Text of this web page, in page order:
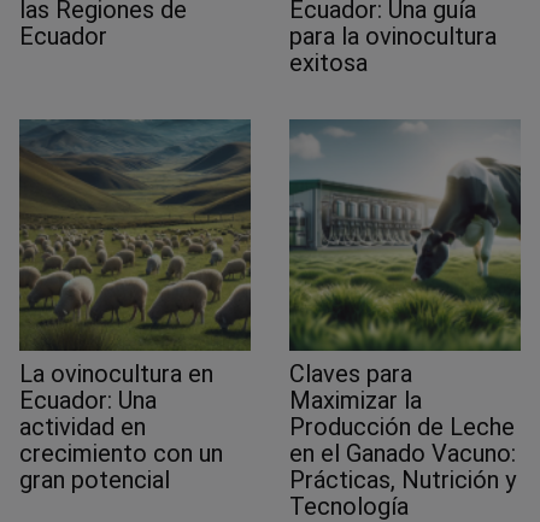
las Regiones de
Ecuador
Ecuador: Una guía
para la ovinocultura
exitosa
La ovinocultura en
Ecuador: Una
actividad en
crecimiento con un
gran potencial
Claves para
Maximizar la
Producción de Leche
en el Ganado Vacuno:
Prácticas, Nutrición y
Tecnología